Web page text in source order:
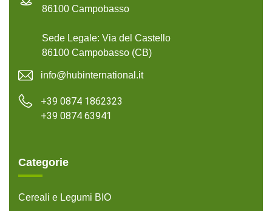
86100 Campobasso
Sede Legale: Via del Castello
86100 Campobasso (CB)
info@hubinternational.it
+39 0874 1862323
+39 0874 63941
Categorie
Cereali e Legumi BIO